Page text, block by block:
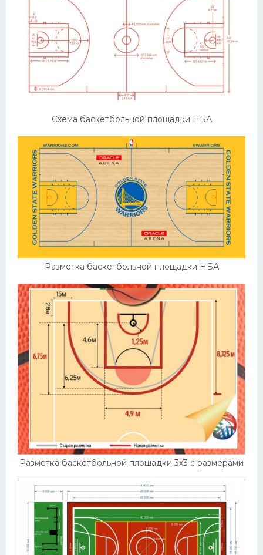
Схема баскетбольной площадки НБА
Разметка баскетбольной площадки НБА
Разметка баскетбольной площадки 3х3 с размерами